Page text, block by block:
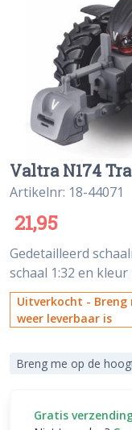
Valtra N174
Artikelnr: 18-44071
21,95
Gedetailleerd
schaal 1:32 en
Uitverkocht -
weer leverbaar is
Breng me op de
Gratis